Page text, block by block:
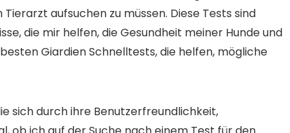
aufsuchen zu müssen. Diese Tests sind
die mir helfen, die Gesundheit meiner Hunde und
Giardien Schnelltests, die helfen, mögliche
sich durch ihre Benutzerfreundlichkeit,